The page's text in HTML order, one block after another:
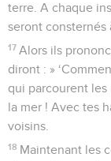
terre. A chaque
seront consternés
17 Alors ils
diront : »
qui parcourent les
la mer ! Avec tes
voisins.
18 Maintenant les